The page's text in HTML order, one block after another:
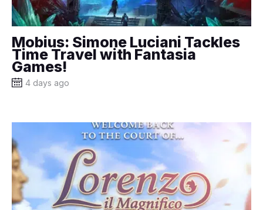
Mobius: Simone Luciani Tackles
Time Travel with Fantasia
Games!
4 days ago